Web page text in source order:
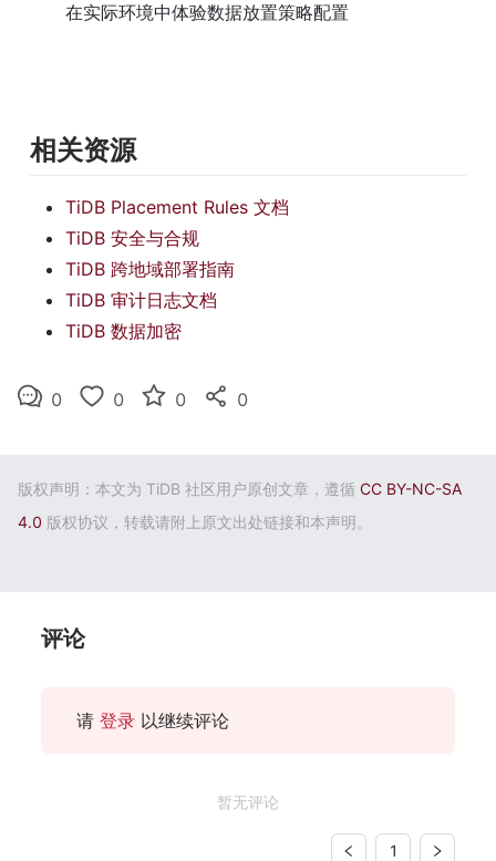
在实际环境中体验数据放置策略配置
相关资源
TiDB Placement Rules 文档
TiDB 安全与合规
TiDB 跨地域部署指南
TiDB 审计日志文档
TiDB 数据加密
0 0 0 0
版权声明：本文为 TiDB 社区用户原创文章，遵循 CC BY-NC-SA
4.0 版权协议，转载请附上原文出处链接和本声明。
评论
请 登录 以继续评论
暂无评论
1